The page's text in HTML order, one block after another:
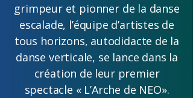
grimpeur et pionner de la danse
escalade, l’équipe d’artistes de
tous horizons, autodidacte de la
danse verticale, se lance dans la
création de leur premier
spectacle « L’Arche de NEO».